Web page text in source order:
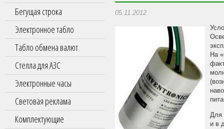
Бегущая строка
Электронное табло
Табло обмена валют
Стелла для АЗС
Электронные часы
Световая реклама
Комплектующие
05.11.2012
На
Для
и в